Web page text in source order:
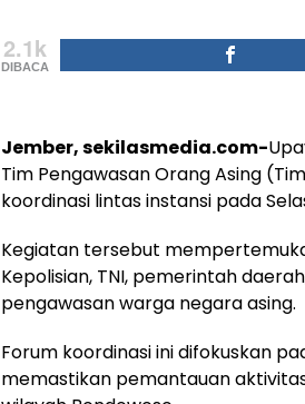
2.1k
DIBACA
Jember, sekilasmedia.com-
Tim Pengawasan Orang Asing
koordinasi lintas instansi pada
Kegiatan tersebut
Kepolisian, TNI, pemerintah
pengawasan warga negara asing.
Forum koordinasi ini difokuskan
memastikan pemantauan